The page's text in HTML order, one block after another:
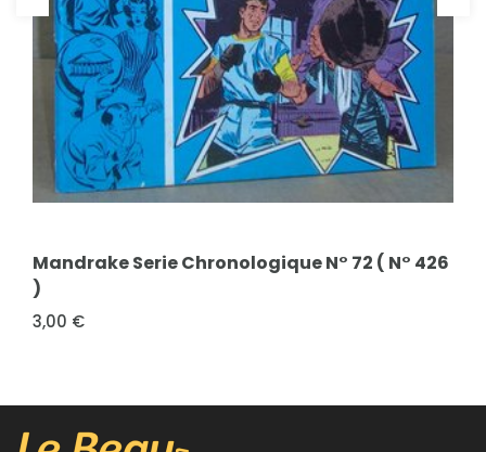
Mandrake Serie Chronologique N° 72 ( N° 426
)
3,00 €
Carrousel des comics N°1 - Garth
10,00 €